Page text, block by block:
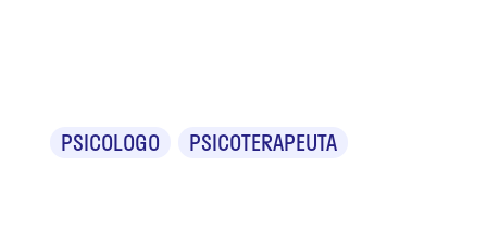
PSICOLOGO PSICOTERAPEUTA